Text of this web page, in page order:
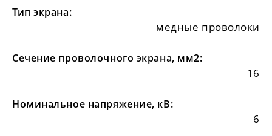
Тип экрана:
медные проволоки
Сечение проволочного экрана, мм2:
16
Номинальное напряжение, кВ:
6